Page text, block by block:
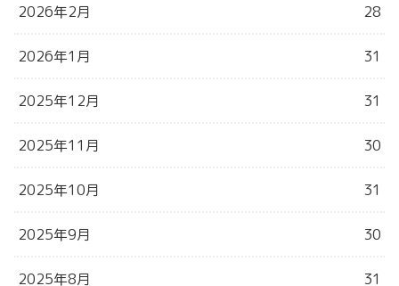
2026年2月 28
2026年1月 31
2025年12月 31
2025年11月 30
2025年10月 31
2025年9月 30
2025年8月 31